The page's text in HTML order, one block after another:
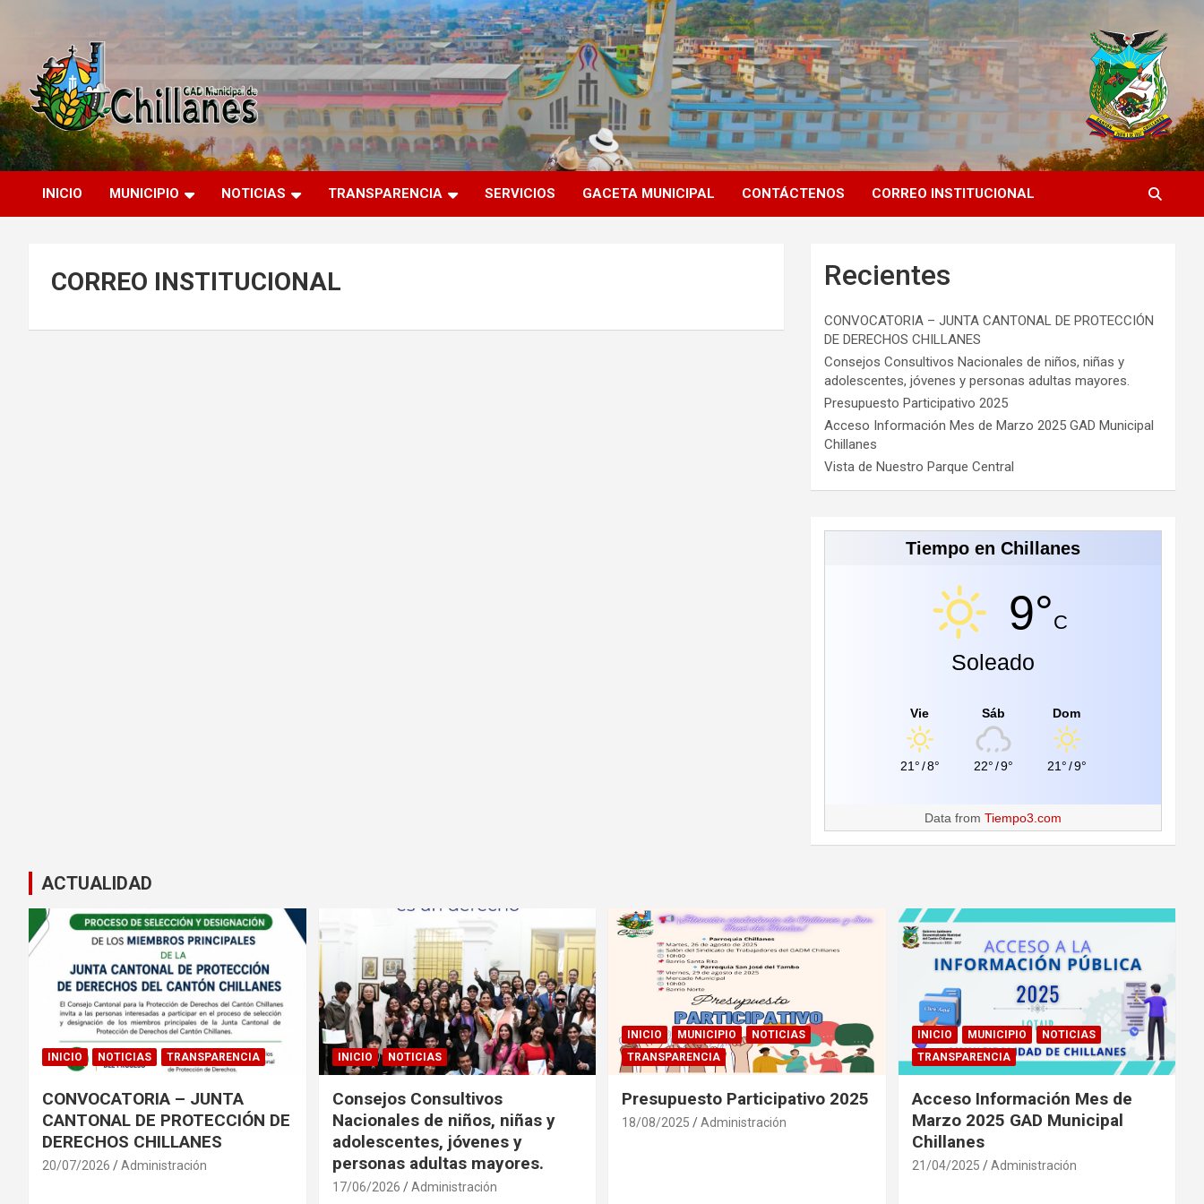
Chillanes
GAD Municipal Chillanes
INICIO MUNICIPIO NOTICIAS TRANSPARENCIA SERVICIOS GACETA MUNICIPAL CONTÁCTENOS CORREO INSTITUCIONAL
CORREO INSTITUCIONAL Recientes
CONVOCATORIA – JUNTA CANTONAL DE PROTECCIÓN
DE DERECHOS CHILLANES
Consejos Consultivos Nacionales de niños, niñas y
adolescentes, jóvenes y personas adultas mayores.
Presupuesto Participativo 2025
Acceso Información Mes de Marzo 2025 GAD Municipal
Chillanes
Vista de Nuestro Parque Central
Tiempo en Chillanes
9°C
Soleado
Vie
21°/8°
Sáb
22°/9°
Dom
21°/9°
Data fromTiempo3.com
ACTUALIDAD
INICIO NOTICIAS TRANSPARENCIA
CONVOCATORIA – JUNTA
CANTONAL DE PROTECCIÓN DE
DERECHOS CHILLANES
20/07/2026 Administración
INICIO NOTICIAS
Consejos Consultivos
Nacionales de niños, niñas y
adolescentes, jóvenes y
personas adultas mayores.
17/06/2026 Administración
INICIO MUNICIPIO
NOTICIAS
TRANSPARENCIA
Presupuesto Participativo 2025
18/08/2025 Administración
INICIO MUNICIPIO
NOTICIAS
TRANSPARENCIA
Acceso Información Mes de
Marzo 2025 GAD Municipal
Chillanes
21/04/2025 Administración